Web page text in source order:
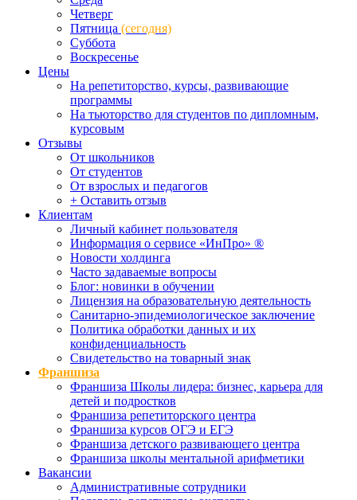
Четверг
Пятница (сегодня)
Суббота
Воскресенье
Цены
На репетиторство, курсы, развивающие
программы
На тьюторство для студентов по дипломным,
курсовым
Отзывы
От школьников
От студентов
От взрослых и педагогов
+ Оставить отзыв
Клиентам
Личный кабинет пользователя
Информация о сервисе «ИнПро» ®
Новости холдинга
Часто задаваемые вопросы
Блог: новинки в обучении
Лицензия на образовательную деятельность
Санитарно-эпидемиологическое заключение
Политика обработки данных и их
конфиденциальность
Свидетельство на товарный знак
Франшиза
Франшиза Школы лидера: бизнес, карьера для
детей и подростков
Франшиза репетиторского центра
Франшиза курсов ОГЭ и ЕГЭ
Франшиза детского развивающего центра
Франшиза школы ментальной арифметики
Вакансии
Административные сотрудники